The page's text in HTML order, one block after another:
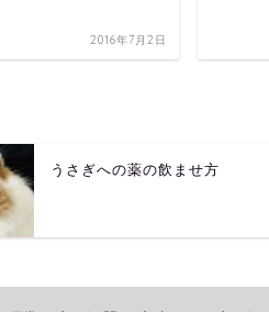
2016年7月2日
うさぎへの薬の飲ませ方